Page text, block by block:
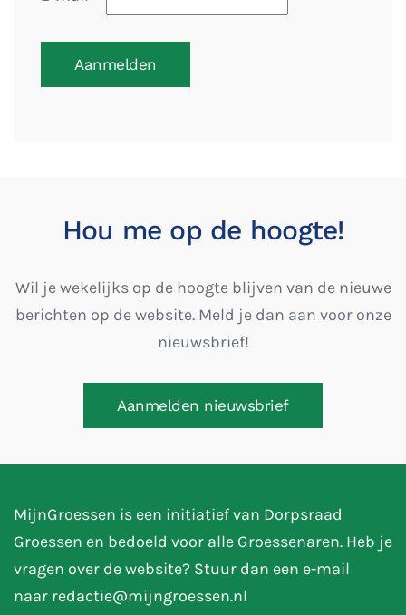
Aanmelden
Hou me op de hoogte!
Wil je wekelijks op de hoogte blijven van de nieuwe
berichten op de website. Meld je dan aan voor onze
nieuwsbrief!
Aanmelden nieuwsbrief
MijnGroessen is een initiatief van Dorpsraad
Groessen en bedoeld voor alle Groessenaren. Heb je
vragen over de website? Stuur dan een e-mail
naar redactie@mijngroessen.nl